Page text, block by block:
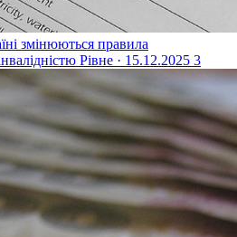
змінюються правила
Рівне · 15.12.2025 3